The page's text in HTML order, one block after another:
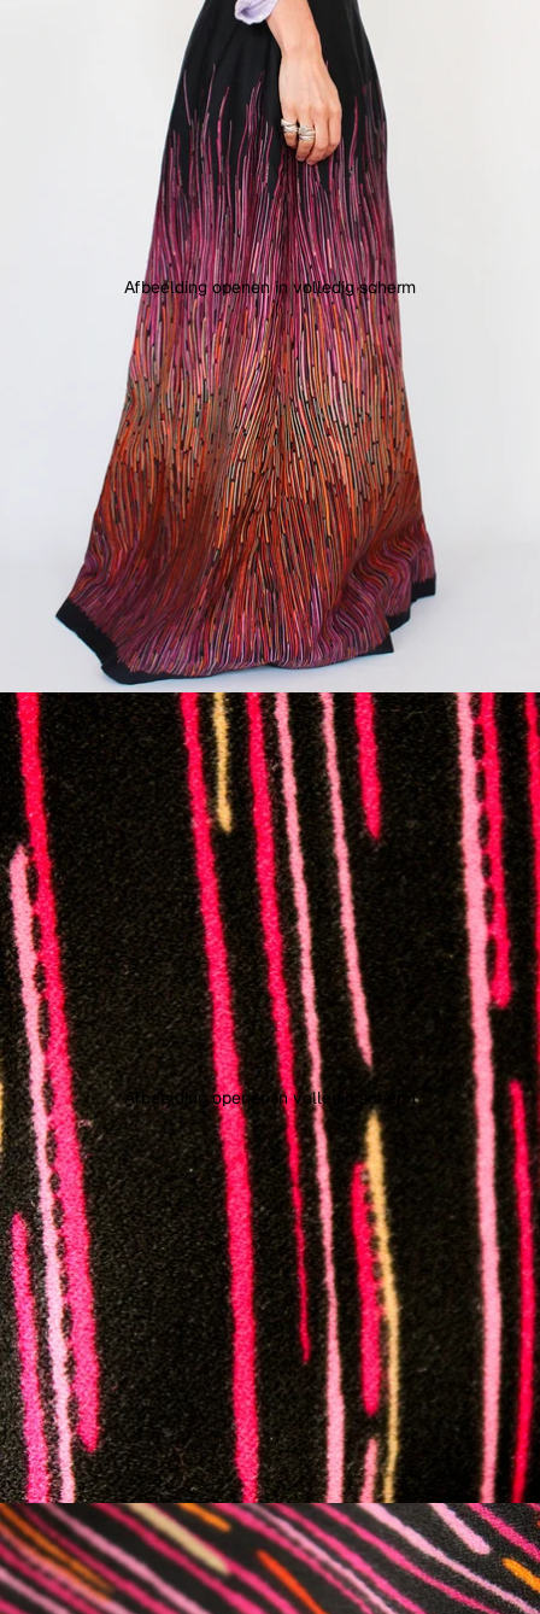
Afbeelding openen in volledig scherm
Afbeelding openen in volledig scherm